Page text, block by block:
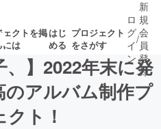
ェクトを掲
には
はじ
める
プロジェクト
をさがす
ロ募集終了が近いプ
ロ
グ
イ
ン
/
新
規
会
員
登
録
、】2022年末に発
アルバム制作プ
クト！